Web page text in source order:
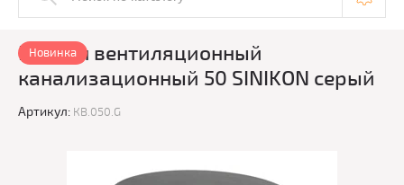
Клапан вентиляционный
канализационный 50 SINIKON серый
Артикул: КВ.050.G
Новинка